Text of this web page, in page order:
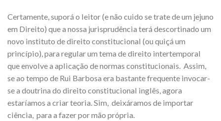
Certamente, suporá o leitor (e não cuido se trate de um jejuno
em Direito) que a nossa jurisprudência terá descortinado um
novo instituto de direito constitucional (ou quiçá um
princípio), para regular um tema de direito intertemporal
que envolve a aplicação de normas constitucionais. Assim,
se ao tempo de Rui Barbosa era bastante frequente invocar-
se a doutrina do direito constitucional inglês, agora
estaríamos a criar teoria. Sim, deixáramos de importar
ciência, para a fazer por mão própria.